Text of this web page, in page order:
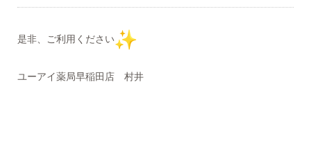
是非、ご利用ください
ユーアイ薬局早稲田店 村井